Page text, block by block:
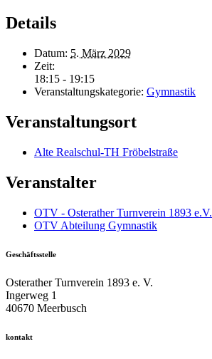
Details
Datum: 5. März 2029
Zeit:
18:15 - 19:15
Veranstaltungskategorie: Gymnastik
Veranstaltungsort
Alte Realschul-TH Fröbelstraße
Veranstalter
OTV - Osterather Turnverein 1893 e.V.
OTV Abteilung Gymnastik
Geschäftsstelle
Osterather Turnverein 1893 e. V.
Ingerweg 1
40670 Meerbusch
kontakt